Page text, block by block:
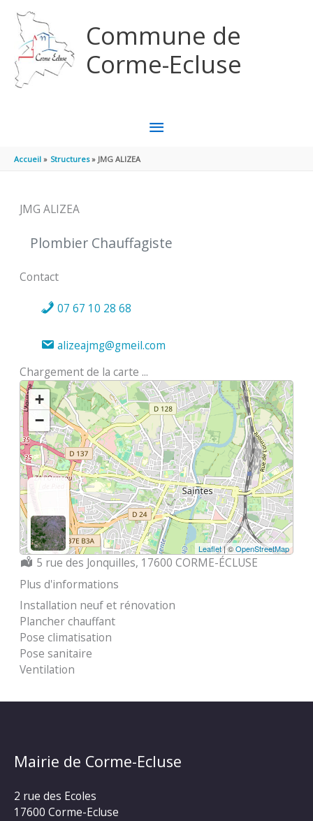
Commune de
Corme-Ecluse
MENU
Accueil Structures JMG ALIZEA
JMG ALIZEA
Plombier Chauffagiste
Contact
07 67 10 28 68
alizeajmg@gmeil.com
Chargement de la carte ...
+
−
Leaflet| ©OpenStreetMap
Localisation :
5 rue des Jonquilles, 17600 CORME-ÉCLUSE
Plus d'informations
Installation neuf et rénovation
Plancher chauffant
Pose climatisation
Pose sanitaire
Ventilation
Mairie de Corme-Ecluse
2 rue des Ecoles
17600 Corme-Ecluse